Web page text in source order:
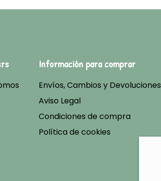
Información para comprar
Envíos, Cambios y Devoluciones
Aviso Legal
Condiciones de compra
Política de cookies